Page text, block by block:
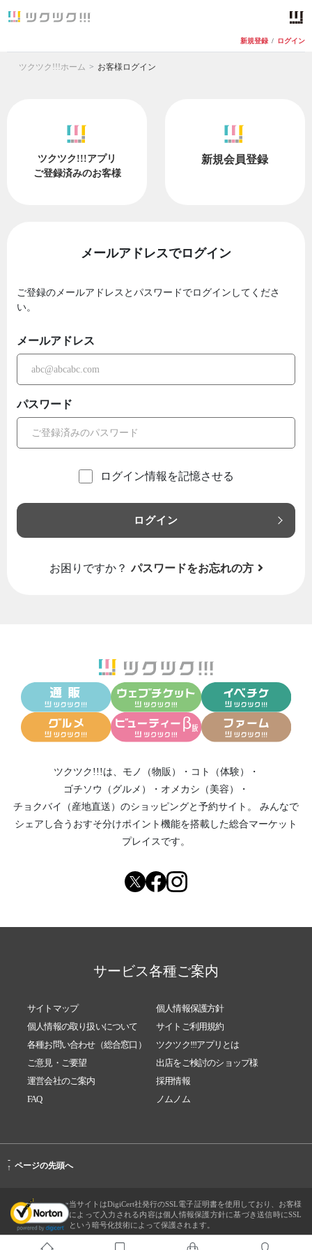
新規登録 / ログイン
ツクツク!!!ホーム お客様ログイン
ツクツク!!!アプリ
ご登録済みのお客様
新規会員登録
メールアドレスでログイン
ご登録のメールアドレスとパスワードでログインしてくださ
い。
メールアドレス
パスワード
ログイン情報を記憶させる
ログイン
お困りですか？ パスワードをお忘れの方
ツクツク!!!は、 モノ（物販） ・ コト（体験）
・
ゴチソウ（グルメ）
・ オメカシ（美容）
・
チョクバイ（産地直送） のショッピングと予約サイト。
みんなで
シェアし合う おすそ分けポイント機能を搭載した総合マーケット
プレイスです。
サービス各種ご案内
サイトマップ
個人情報保護方針
個人情報の取り扱いについて
サイトご利用規約
各種お問い合わせ（総合窓口）
ツクツク!!!アプリとは
ご意見・ご要望
出店をご検討のショップ様
運営会社のご案内
採用情報
FAQ
ノムノム
-
↑ ページの先頭へ
当サイトはDigiCert社発行のSSL電子証明書を使用しており、お客様
によって入力される内容は個人情報保護方針に基づき送信時にSSL
という暗号化技術によって保護されます。